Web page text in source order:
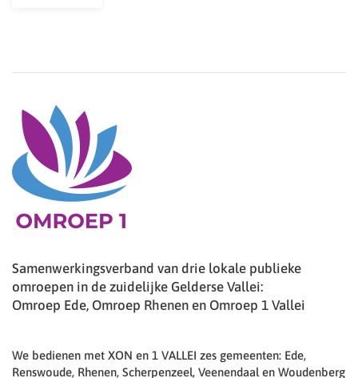
Samenwerkingsverband van drie lokale publieke
omroepen in de zuidelijke Gelderse Vallei:
Omroep Ede, Omroep Rhenen en Omroep 1 Vallei
We bedienen met XON en 1 VALLEI zes gemeenten: Ede,
Renswoude, Rhenen, Scherpenzeel, Veenendaal en Woudenberg